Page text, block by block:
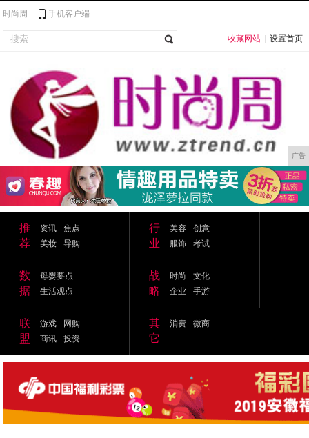
时尚周 手机客户端
收藏网站 设置首页
广告
推
荐
资讯
焦点
美妆
导购
行
业
美容
创意
服饰
考试
数
据
母婴要点
生活观点
战
略
时尚
文化
企业
手游
联
盟
游戏
网购
商讯
投资
其
它
消费 微商